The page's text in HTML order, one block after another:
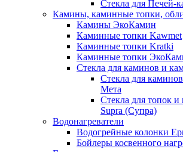
Стекла для Печей-
Камины, каминные топки,
Камины ЭкоКамин
Каминные топки Kawmet
Каминные топки Kratki
Каминные топки
Стекла для каминов и
Стекла для
Мета
Стекла для топок
Supra (Супра)
Водонагреватели
Водогрейные колонки
Бойлеры косвенного